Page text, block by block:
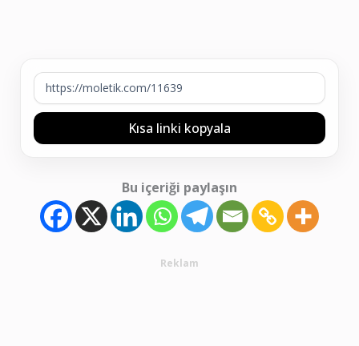
Kısa linki kopyala
Bu içeriği paylaşın
Reklam